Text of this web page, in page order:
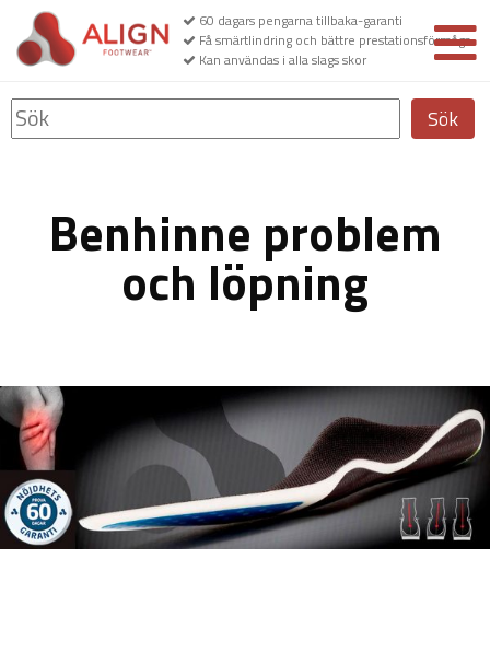
60 dagars pengarna tillbaka-garanti
Få smärtlindring och bättre prestationsförmåga
Kan användas i alla slags skor
Sök
Benhinne problem
och löpning